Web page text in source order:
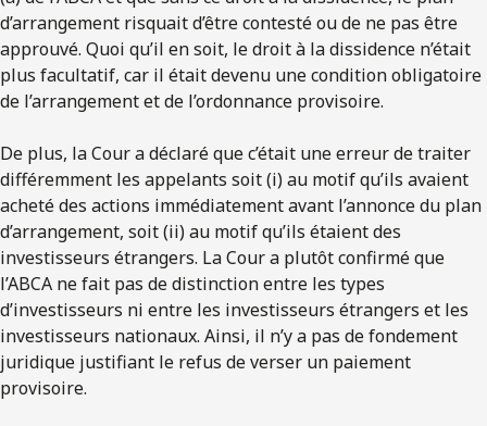
d’arrangement risquait d’être contesté ou de ne pas être
approuvé. Quoi qu’il en soit, le droit à la dissidence n’était
plus facultatif, car il était devenu une condition obligatoire
de l’arrangement et de l’ordonnance provisoire.
De plus, la Cour a déclaré que c’était une erreur de traiter
différemment les appelants soit (i) au motif qu’ils avaient
acheté des actions immédiatement avant l’annonce du plan
d’arrangement, soit (ii) au motif qu’ils étaient des
investisseurs étrangers. La Cour a plutôt confirmé que
l’ABCA ne fait pas de distinction entre les types
d’investisseurs ni entre les investisseurs étrangers et les
investisseurs nationaux. Ainsi, il n’y a pas de fondement
juridique justifiant le refus de verser un paiement
provisoire.